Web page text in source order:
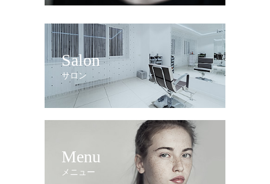
Salon
サロン
Menu
メニュー